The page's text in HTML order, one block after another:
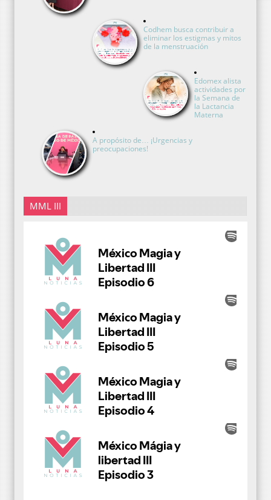
Codhem busca contribuir a
eliminar los estigmas y mitos
de la menstruación
Edomex alista
actividades por
la Semana de
la Lactancia
Materna
A propósito de… ¡Urgencias y
preocupaciones!
MML III